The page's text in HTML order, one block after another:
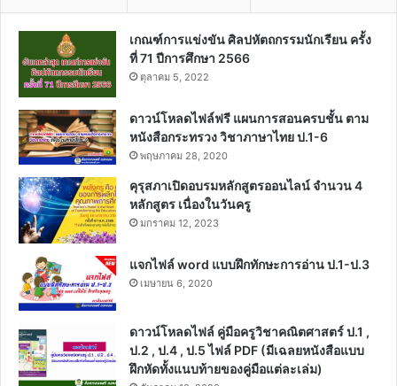
เกณฑ์การแข่งขัน ศิลปหัตถกรรมนักเรียน ครั้ง
ที่ 71 ปีการศึกษา 2566
ตุลาคม 5, 2022
ดาวน์โหลดไฟล์ฟรี แผนการสอนครบชั้น ตาม
หนังสือกระทรวง วิชาภาษาไทย ป.1-6
พฤษภาคม 28, 2020
คุรุสภาเปิดอบรมหลักสูตรออนไลน์ จำนวน 4
หลักสูตร เนื่องในวันครู
มกราคม 12, 2023
แจกไฟล์ word แบบฝึกทักษะการอ่าน ป.1-ป.3
เมษายน 6, 2020
ดาวน์โหลดไฟล์ คู่มือครูวิชาคณิตศาสตร์ ป.1 ,
ป.2 , ป.4 , ป.5 ไฟล์ PDF (มีเฉลยหนังสือแบบ
ฝึกหัดทั้งแนบท้ายของคู่มือแต่ละเล่ม)